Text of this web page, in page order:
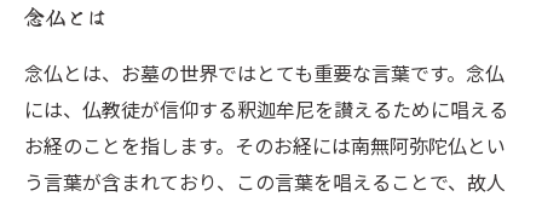
念仏とは
念仏とは、お墓の世界ではとても重要な言葉です。念仏
には、仏教徒が信仰する釈迦牟尼を讃えるために唱える
お経のことを指します。そのお経には南無阿弥陀仏とい
う言葉が含まれており、この言葉を唱えることで、故人